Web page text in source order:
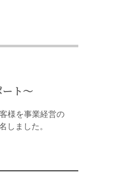
ト〜
様を事業経営の
しました。